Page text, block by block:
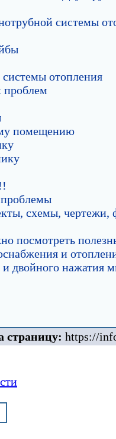
системы
системы отопления
проблем
помещению
схемы, чертежи,
посмотреть
и
двойного нажатия
страницу: https://